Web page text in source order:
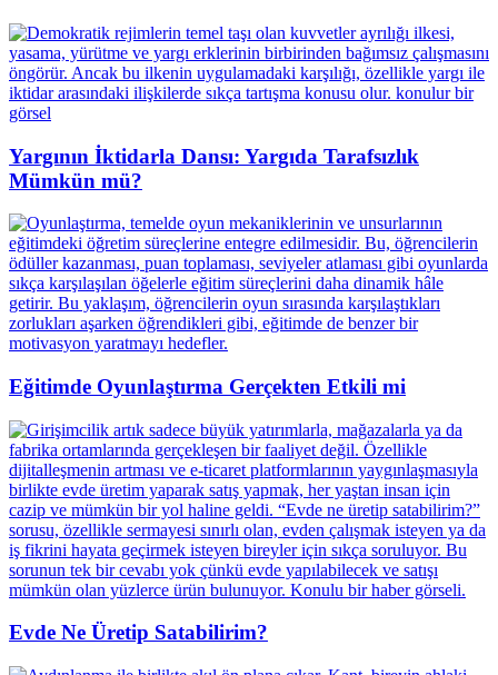
Yargının İktidarla Dansı: Yargıda Tarafsızlık
Mümkün mü?
Eğitimde Oyunlaştırma Gerçekten Etkili mi
Evde Ne Üretip Satabilirim?